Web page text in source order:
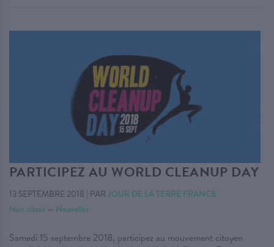
PARTICIPEZ AU WORLD CLEANUP DAY
13 SEPTEMBRE 2018 | PAR JOUR DE LA TERRE FRANCE
Non classé — Nouvelles
Samedi 15 septembre 2018, participez au mouvement citoyen